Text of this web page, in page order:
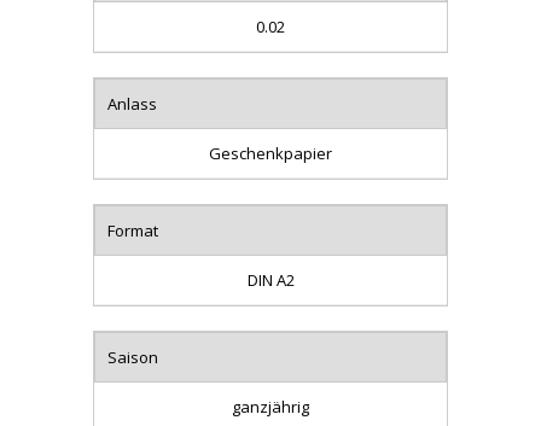
0.02
Anlass
Geschenkpapier
Format
DIN A2
Saison
ganzjährig